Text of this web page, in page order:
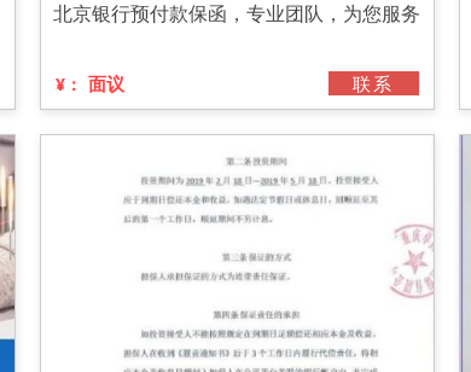
北京银行预付款保函，专业团队，为您服务
¥： 面议 联系